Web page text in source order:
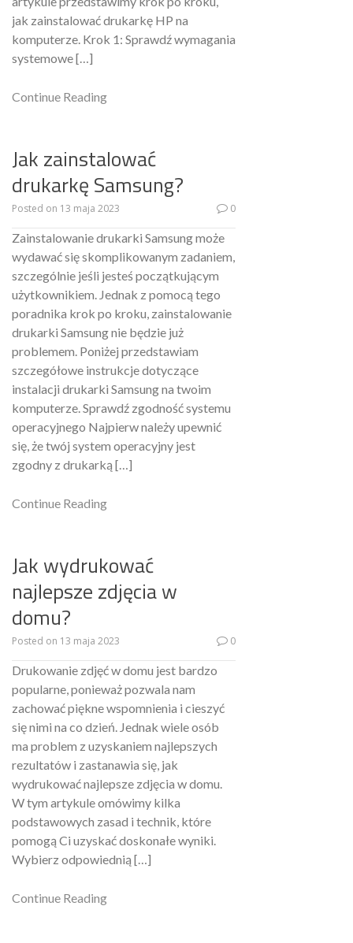
jak zainstalować drukarkę HP na
komputerze. Krok 1: Sprawdź wymagania
systemowe […]
Continue Reading
Jak zainstalować
drukarkę Samsung?
Posted on 13 maja 2023 0
Zainstalowanie drukarki Samsung może
wydawać się skomplikowanym zadaniem,
szczególnie jeśli jesteś początkującym
użytkownikiem. Jednak z pomocą tego
poradnika krok po kroku, zainstalowanie
drukarki Samsung nie będzie już
problemem. Poniżej przedstawiam
szczegółowe instrukcje dotyczące
instalacji drukarki Samsung na twoim
komputerze. Sprawdź zgodność systemu
operacyjnego Najpierw należy upewnić
się, że twój system operacyjny jest
zgodny z drukarką […]
Continue Reading
Jak wydrukować
najlepsze zdjęcia w
domu?
Posted on 13 maja 2023 0
Drukowanie zdjęć w domu jest bardzo
popularne, ponieważ pozwala nam
zachować piękne wspomnienia i cieszyć
się nimi na co dzień. Jednak wiele osób
ma problem z uzyskaniem najlepszych
rezultatów i zastanawia się, jak
wydrukować najlepsze zdjęcia w domu.
W tym artykule omówimy kilka
podstawowych zasad i technik, które
pomogą Ci uzyskać doskonałe wyniki.
Wybierz odpowiednią […]
Continue Reading